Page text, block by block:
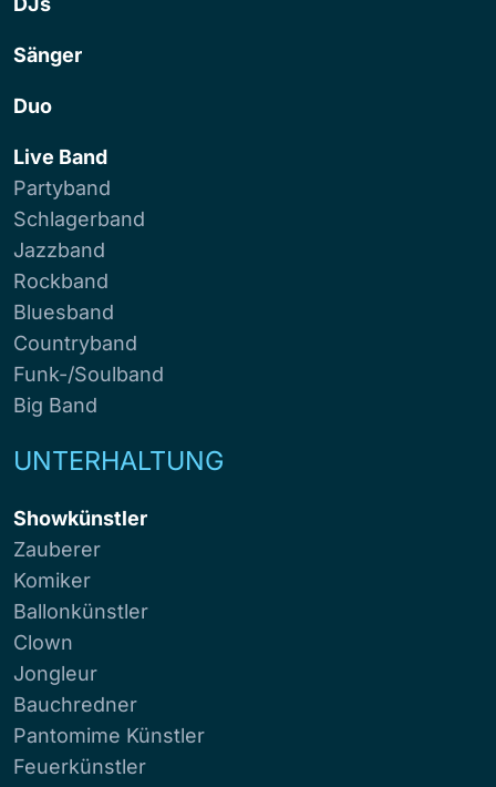
Sänger
Duo
Live Band
Partyband
Schlagerband
Jazzband
Rockband
Bluesband
Countryband
Funk-/Soulband
Big Band
UNTERHALTUNG
Showkünstler
Zauberer
Komiker
Ballonkünstler
Clown
Jongleur
Bauchredner
Pantomime Künstler
Feuerkünstler